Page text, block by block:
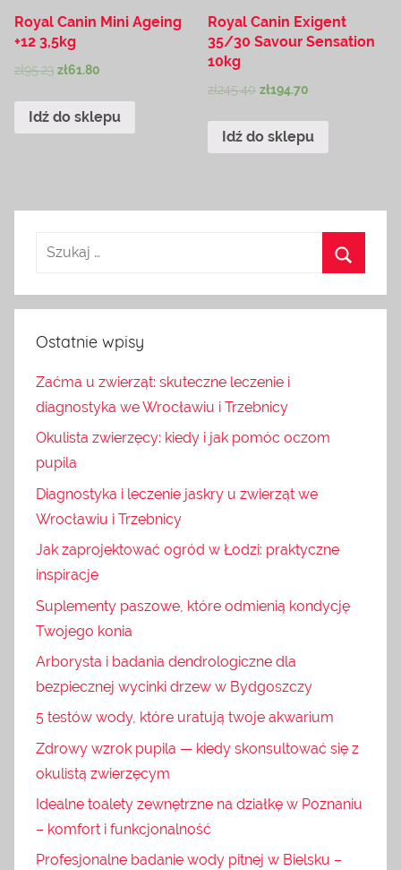
Royal Canin Mini Ageing
+12 3,5kg
zł95.23 zł61.80
Idź do sklepu
Royal Canin Exigent
35/30 Savour Sensation
10kg
zł245.40 zł194.70
Idź do sklepu
Ostatnie wpisy
Zaćma u zwierząt: skuteczne leczenie i
diagnostyka we Wrocławiu i Trzebnicy
Okulista zwierzęcy: kiedy i jak pomóc oczom
pupila
Diagnostyka i leczenie jaskry u zwierząt we
Wrocławiu i Trzebnicy
Jak zaprojektować ogród w Łodzi: praktyczne
inspiracje
Suplementy paszowe, które odmienią kondycję
Twojego konia
Arborysta i badania dendrologiczne dla
bezpiecznej wycinki drzew w Bydgoszczy
5 testów wody, które uratują twoje akwarium
Zdrowy wzrok pupila — kiedy skonsultować się z
okulistą zwierzęcym
Idealne toalety zewnętrzne na działkę w Poznaniu
– komfort i funkcjonalność
Profesjonalne badanie wody pitnej w Bielsku –